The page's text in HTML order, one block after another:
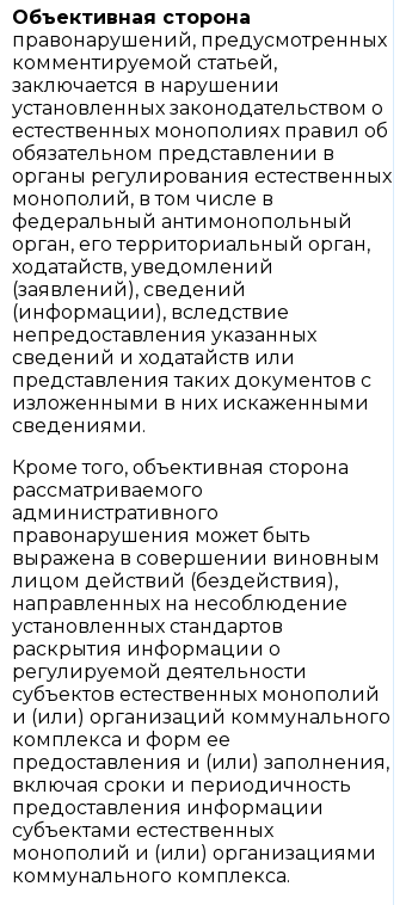
Объективная сторона
правонарушений, предусмотренных
комментируемой статьей,
заключается в нарушении
установленных законодательством о
естественных монополиях правил об
обязательном представлении в
органы регулирования естественных
монополий, в том числе в
федеральный антимонопольный
орган, его территориальный орган,
ходатайств, уведомлений
(заявлений), сведений
(информации), вследствие
непредоставления указанных
сведений и ходатайств или
представления таких документов с
изложенными в них искаженными
сведениями.
Кроме того, объективная сторона
рассматриваемого
административного
правонарушения может быть
выражена в совершении виновным
лицом действий (бездействия),
направленных на несоблюдение
установленных стандартов
раскрытия информации о
регулируемой деятельности
субъектов естественных монополий
и (или) организаций коммунального
комплекса и форм ее
предоставления и (или) заполнения,
включая сроки и периодичность
предоставления информации
субъектами естественных
монополий и (или) организациями
коммунального комплекса.